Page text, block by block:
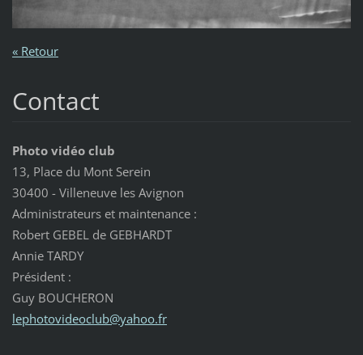
« Retour
Contact
Photo vidéo club
13, Place du Mont Serein
30400 - Villeneuve les Avignon
Administrateurs et maintenance :
Robert GEBEL de GEBHARDT
Annie TARDY
Président :
Guy BOUCHERON
lephotovideoclub@yahoo.fr